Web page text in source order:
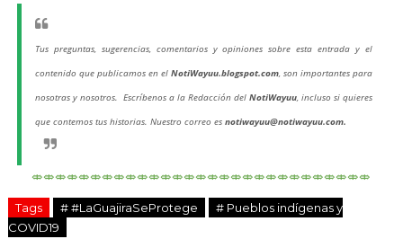
Tus preguntas, sugerencias, comentarios y opiniones sobre esta entrada y el
contenido que publicamos en elNotiWayuu.blogspot.com , son importantes para
nosotras y nosotros. Escríbenos a la Redacción delNotiWayuu , incluso si quieres
que contemos tus historias. Nuestro correo es notiwayuu@notiwayuu.com.
⤄⤄⤄⤄⤄⤄⤄⤄⤄⤄⤄⤄⤄⤄⤄⤄⤄⤄⤄⤄⤄⤄⤄⤄⤄⤄⤄⤄⤄
Tags # #LaGuajiraSeProtege
# Pueblos indígenas y
COVID19